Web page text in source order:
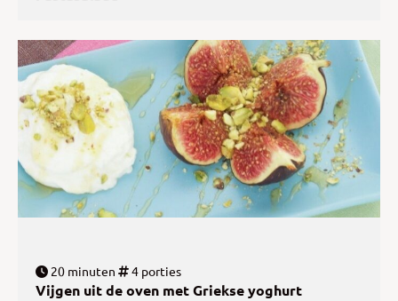
20 minuten 4 porties
Vijgen uit de oven met Griekse yoghurt